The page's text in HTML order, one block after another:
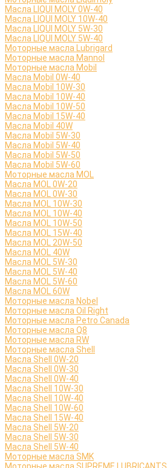
Масла LIQUI MOLY 0W-40
Масла LIQUI MOLY 10W-40
Масла LIQUI MOLY 5W-30
Масла LIQUI MOLY 5W-40
Моторные масла Lubrigard
Моторные масла Mannol
Моторные масла Mobil
Масла Mobil 0W-40
Масла Mobil 10W-30
Масла Mobil 10W-40
Масла Mobil 10W-50
Масла Mobil 15W-40
Масла Mobil 40W
Масла Mobil 5W-30
Масла Mobil 5W-40
Масла Mobil 5W-50
Масла Mobil 5W-60
Моторные масла MOL
Масла MOL 0W-20
Масла MOL 0W-30
Масла MOL 10W-30
Масла MOL 10W-40
Масла MOL 10W-50
Масла MOL 15W-40
Масла MOL 20W-50
Масла MOL 40W
Масла MOL 5W-30
Масла MOL 5W-40
Масла MOL 5W-60
Масла MOL 60W
Моторные масла Nobel
Моторные масла Oil Right
Моторные масла Petro Canada
Моторные масла Q8
Моторные масла RW
Моторные масла Shell
Масла Shell 0W-20
Масла Shell 0W-30
Масла Shell 0W-40
Масла Shell 10W-30
Масла Shell 10W-40
Масла Shell 10W-60
Масла Shell 15W-40
Масла Shell 5W-20
Масла Shell 5W-30
Масла Shell 5W-40
Моторные масла SMK